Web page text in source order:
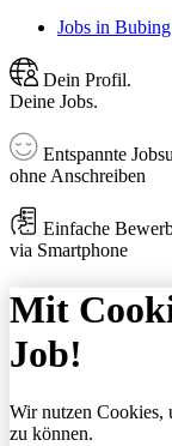
Jobs in
Dein Profil.
Deine Jobs.
Entspannte
ohne Anschreiben
Einfache
via Smartphone
Mit
Job!
Wir nutzen Cookies,
zu können.